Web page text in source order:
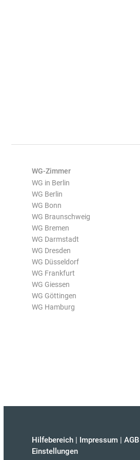
WG-Zimmer
WG in Berlin
WG Berlin
WG Bonn
WG Braunschweig
WG Bremen
WG Darmstadt
WG Dresden
WG Düsseldorf
WG Frankfurt
WG Giessen
WG Göttingen
WG Hamburg
Hilfebereich | Impressum | AGB
Einstellungen